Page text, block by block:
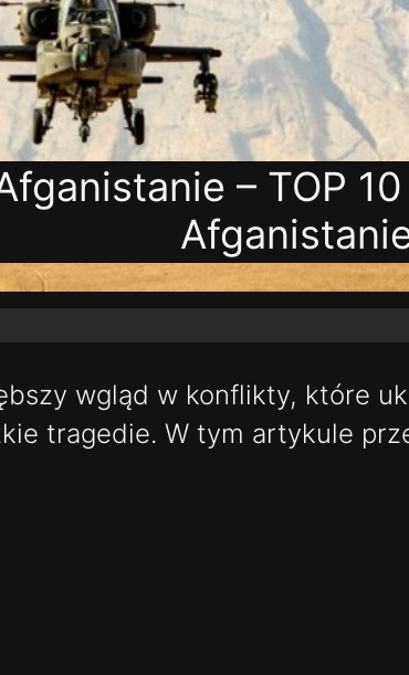
– TOP
wgląd w konflikty, które
tragedie. W tym artykule